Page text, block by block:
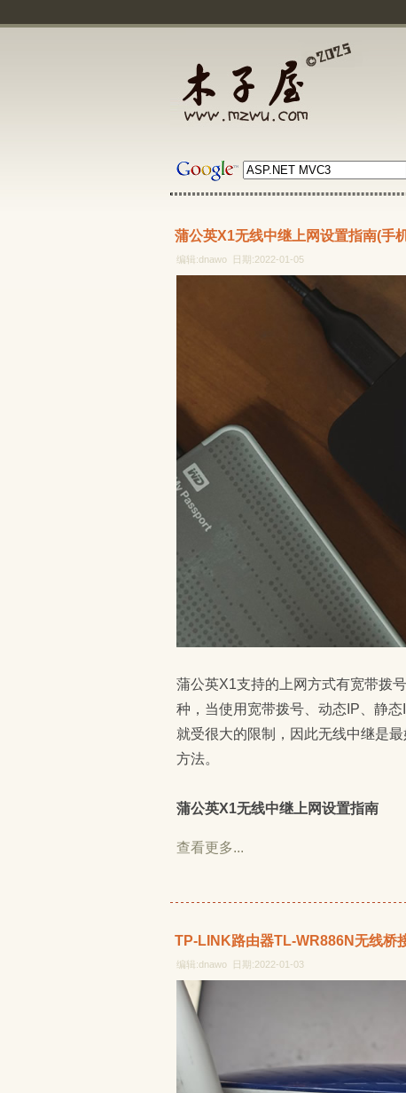
蒲公英X1无线中继上网设置指南(手
编辑:dnawo 日期:2022-01-05
蒲公英X1支持的上网方式有宽带拨
种，当使用宽带拨号、动态IP、静
就受很大的限制，因此无线中继是
方法。
蒲公英X1无线中继上网设置指南
查看更多...
TP-LINK路由器TL-WR886N无线桥
编辑:dnawo 日期:2022-01-03